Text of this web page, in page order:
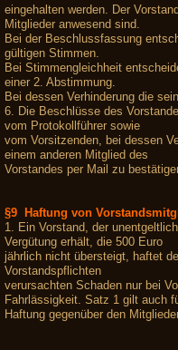
eingehalten werden. Der
Mitglieder anwesend sind.
Bei der Beschlussfassung
gültigen Stimmen.
Bei Stimmengleichheit
einer 2. Abstimmung.
Bei dessen Verhinderung die
6. Die Beschlüsse des
vom Protokollführer sowie
vom Vorsitzenden, bei dessen
einem anderen Mitglied des
Vorstandes per Mail zu
§9 Haftung von
1. Ein Vorstand, der
Vergütung erhält, die 500 Euro
jährlich nicht übersteigt, haftet
Vorstandspflichten
verursachten Schaden nur bei
Fahrlässigkeit. Satz 1 gilt auch
Haftung gegenüber den